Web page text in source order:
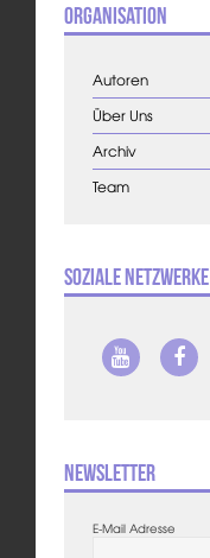
Organisation
Autoren
Über Uns
Archiv
Team
Soziale Netzwerke
Newsletter
E-Mail Adresse